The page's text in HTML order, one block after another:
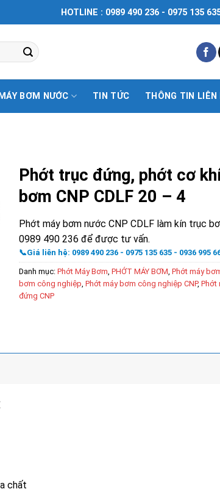
HOTLINE : 0989 490 236 - 0975 135
BƠM NƯỚC TIN TỨC THÔNG TIN LIÊN
Phớt trục đứng, phớt cơ
bơm CNP CDLF 20 – 4
Phớt máy bơm nước CNP CDLF làm kín trục
0989 490 236 để được tư vấn.
📞Giá liên hệ: 0989 490 236 - 0975 135 635 - 0936 995
Danh mục: Phớt Máy Bơm PHỚT MÁY BƠM Phớt máy
bơm công nghiệp Phớt máy bơm công nghiệp CNP, Phớt
đứng CNP
chất